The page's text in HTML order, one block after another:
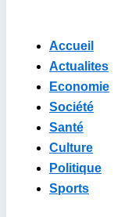
Accueil
Actualites
Economie
Société
Santé
Culture
Politique
Sports